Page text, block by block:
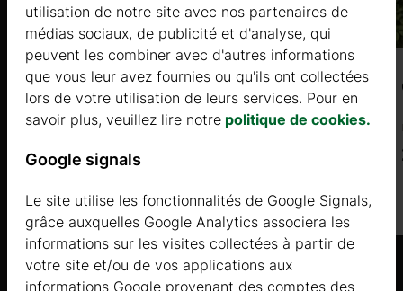
PRUNES 9 (34mm) 3,5x3m, 11㎡
Prix à partir de
2475 €
Plus d'informations
utilisation de notre site avec nos partenaires de
médias sociaux, de publicité et d'analyse, qui
peuvent les combiner avec d'autres informations
que vous leur avez fournies ou qu'ils ont collectées
lors de votre utilisation de leurs services. Pour en
savoir plus, veuillez lire notre politique de cookies.
Google signals
Le site utilise les fonctionnalités de Google Signals,
grâce auxquelles Google Analytics associera les
informations sur les visites collectées à partir de
votre site et/ou de vos applications aux
informations Google provenant des comptes des